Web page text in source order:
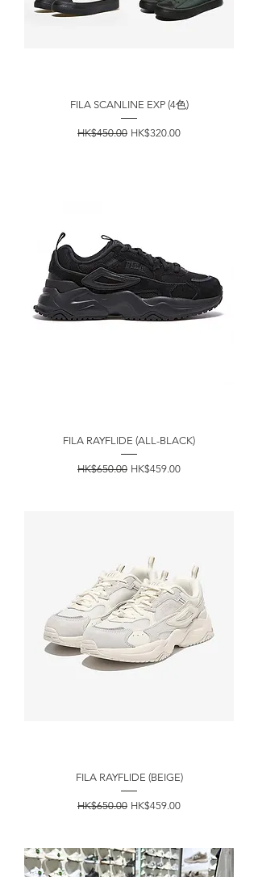
FILA SCANLINE EXP (4色)
一般價格
HK$450.00 促銷價格
HK$320.00
FILA RAYFLIDE (ALL-BLACK)
一般價格
HK$650.00 促銷價格
HK$459.00
FILA RAYFLIDE (BEIGE)
一般價格
HK$650.00 促銷價格
HK$459.00